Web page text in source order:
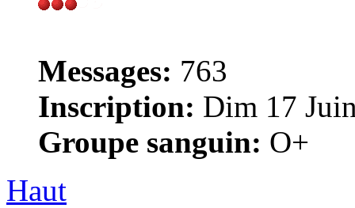
Messages: 763
Inscription: Dim 17
Groupe sanguin: O+
Haut